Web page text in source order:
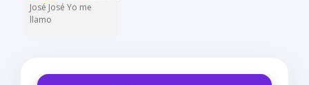
José José Yo me
llamo